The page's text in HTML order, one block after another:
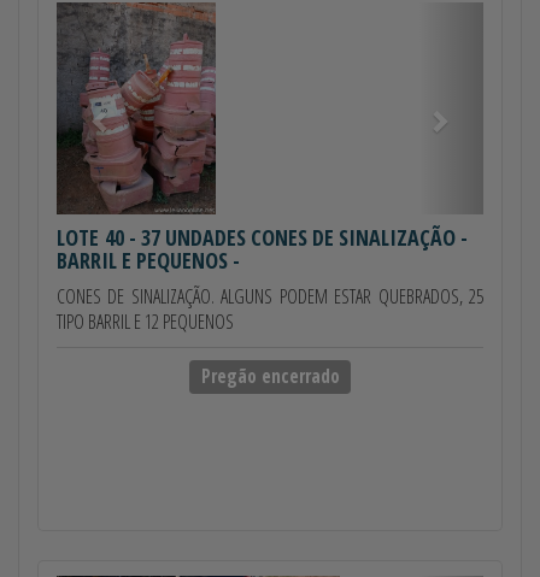
Anterior
LOTE 40 - 37 UNDADES CONES DE SINALIZAÇÃO -
BARRIL E PEQUENOS -
CONES DE SINALIZAÇÃO. ALGUNS PODEM ESTAR QUEBRADOS, 25
TIPO BARRIL E 12 PEQUENOS
Pregão encerrado